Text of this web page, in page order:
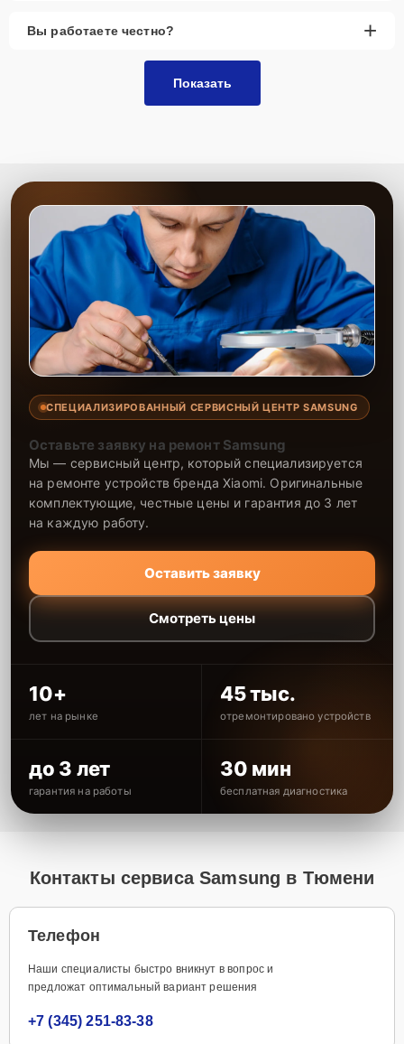
Вы работаете честно? +
Показать
СПЕЦИАЛИЗИРОВАННЫЙ СЕРВИСНЫЙ ЦЕНТР SAMSUNG
Оставьте заявку на ремонт Samsung
Мы — сервисный центр, который специализируется
на ремонте устройств бренда Xiaomi. Оригинальные
комплектующие, честные цены и гарантия до 3 лет
на каждую работу.
Оставить заявку
Смотреть цены
10+
лет на рынке
45 тыс.
отремонтировано устройств
до 3 лет
гарантия на работы
30 мин
бесплатная диагностика
Контакты сервиса Samsung в Тюмени
Телефон
Наши специалисты быстро вникнут в вопрос и
предложат оптимальный вариант решения
+7 (345) 251-83-38